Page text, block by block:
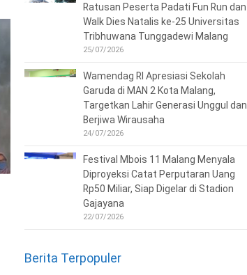
Ratusan Peserta Padati Fun Run dan
Walk Dies Natalis ke-25 Universitas
Tribhuwana Tunggadewi Malang
25/07/2026
Wamendag RI Apresiasi Sekolah
Garuda di MAN 2 Kota Malang,
Targetkan Lahir Generasi Unggul dan
Berjiwa Wirausaha
24/07/2026
Festival Mbois 11 Malang Menyala
Diproyeksi Catat Perputaran Uang
Rp50 Miliar, Siap Digelar di Stadion
Gajayana
22/07/2026
Berita Terpopuler